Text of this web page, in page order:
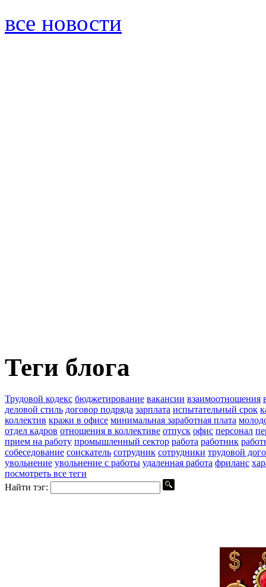
все новости
Теги блога
Трудовой кодекс бюджетирование вакансии взаимоотношения
деловой стиль договор подряда зарплата испытательный срок
коллектив кражи в офисе минимальная заработная плата
отдел кадров отношения в коллективе отпуск офис персонал
прием на работу промышленный сектор работа работник
собеседование соискатель сотрудник сотрудники трудовой
увольнение увольнение с работы удаленная работа фриланс
посмотреть все теги
Найти тэг: